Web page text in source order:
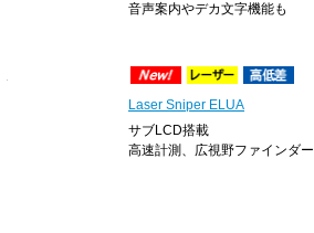
音声案内やデカ文字機能も
Laser Sniper ELUA
サブLCD搭載
高速計測、広視野ファインダー